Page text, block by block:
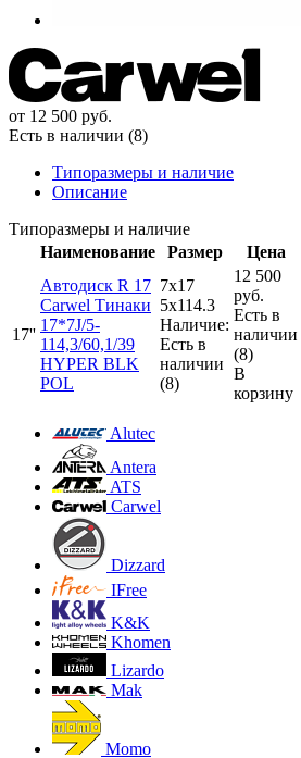
от 12 500 руб.
Есть в наличии (8)
Типоразмеры и наличие
Описание
Типоразмеры и наличие
Наименование
Размер Цена
17''
Автодиск R 17
Carwel Тинаки
17*7J/5-
114,3/60,1/39
HYPER BLK
POL
7x17
5x114.3
Наличие:
Есть в
наличии
(8)
12 500
руб.
Есть в
наличии
(8)
В
корзину
Alutec
Antera
ATS
Carwel
Dizzard
IFree
K&K
Khomen
Lizardo
Mak
Momo